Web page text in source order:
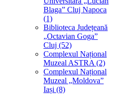
Blaga” Cluj Napoca
(1)
Biblioteca Județeană
„Octavian Goga”
Cluj (52)
Complexul Național
Muzeal ASTRA (2)
Complexul Național
Muzeal „Moldova”
Iași (8)